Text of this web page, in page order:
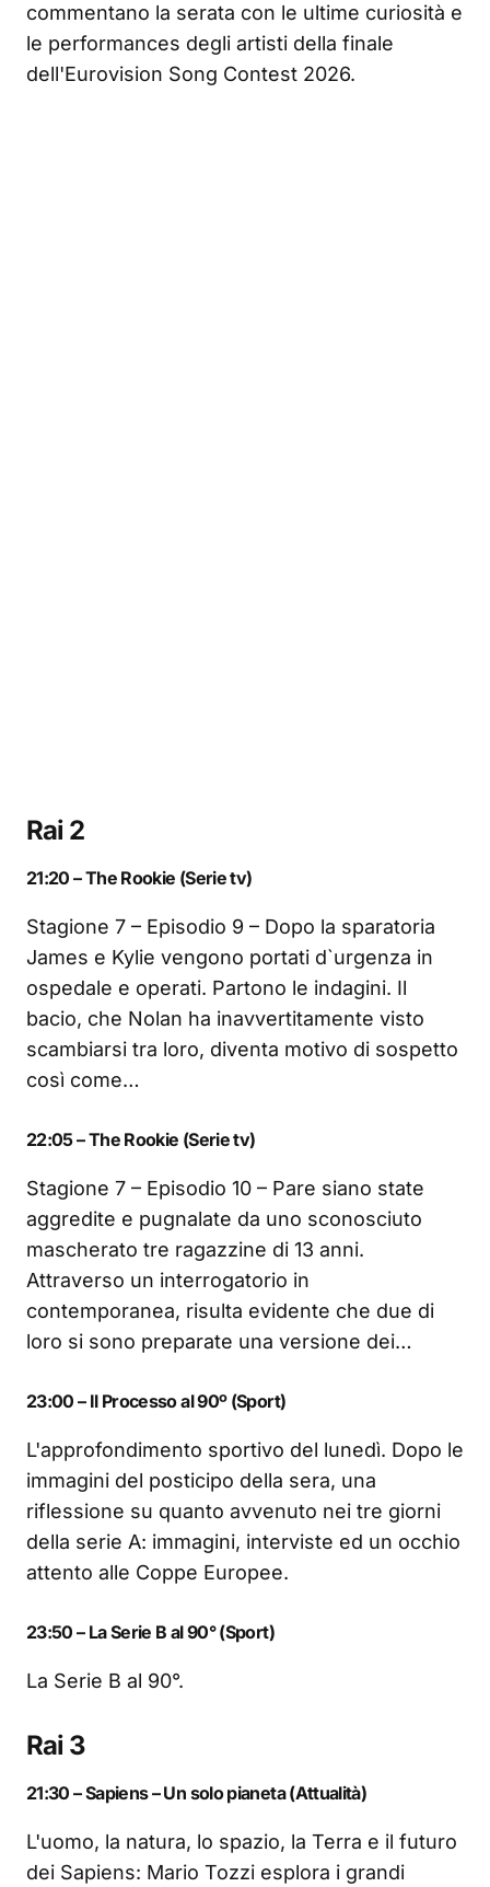
commentano la serata con le ultime curiosità e
le performances degli artisti della finale
dell'Eurovision Song Contest 2026.
Rai 2
21:20 – The Rookie (Serie tv)
Stagione 7 – Episodio 9 – Dopo la sparatoria
James e Kylie vengono portati d`urgenza in
ospedale e operati. Partono le indagini. Il
bacio, che Nolan ha inavvertitamente visto
scambiarsi tra loro, diventa motivo di sospetto
così come…
22:05 – The Rookie (Serie tv)
Stagione 7 – Episodio 10 – Pare siano state
aggredite e pugnalate da uno sconosciuto
mascherato tre ragazzine di 13 anni.
Attraverso un interrogatorio in
contemporanea, risulta evidente che due di
loro si sono preparate una versione dei…
23:00 – Il Processo al 90º (Sport)
L'approfondimento sportivo del lunedì. Dopo le
immagini del posticipo della sera, una
riflessione su quanto avvenuto nei tre giorni
della serie A: immagini, interviste ed un occhio
attento alle Coppe Europee.
23:50 – La Serie B al 90° (Sport)
La Serie B al 90°.
Rai 3
21:30 – Sapiens – Un solo pianeta (Attualità)
L'uomo, la natura, lo spazio, la Terra e il futuro
dei Sapiens: Mario Tozzi esplora i grandi